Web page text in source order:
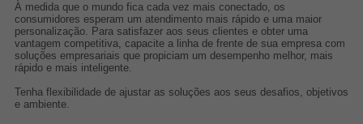
À medida que o mundo fica cada vez mais conectado, os
consumidores esperam um atendimento mais rápido e uma maior
personalização. Para satisfazer aos seus clientes e obter uma
vantagem competitiva, capacite a linha de frente de sua empresa com
soluções empresariais que propiciam um desempenho melhor, mais
rápido e mais inteligente.
Tenha flexibilidade de ajustar as soluções aos seus desafios, objetivos
e ambiente.